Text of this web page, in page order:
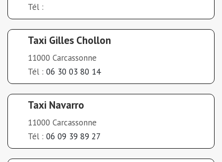
Tél :
Taxi Gilles Chollon
11000 Carcassonne
Tél : 06 30 03 80 14
Taxi Navarro
11000 Carcassonne
Tél : 06 09 39 89 27